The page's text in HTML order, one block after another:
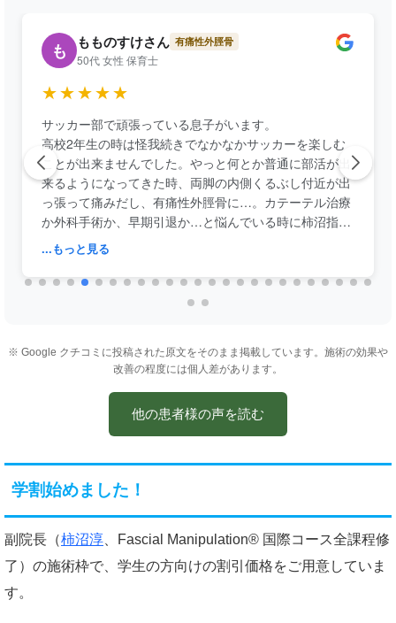
さん 有痛性外脛骨
っている息子がいます。
怪我続きでなかなかサッカーを楽しむ
でした。やっと何とか普通に部活が出
きた時、両脚の内側くるぶし付近が出
、有痛性外脛骨に…。カテーテル治療
期引退か…と悩んでいる時に柿沼指圧
マニピュレーションにたどり着きまし
が無くなり、さらにパフォーマンスも
り、怪我もし難くなるという嬉しいオ
りますが、痛み=伸びしろがある、と
お話ししやすいですっ。
お世話になり、可動域が広がっていま
楽しむ息子の姿が嬉しく有り難く思い
Rさん
前は右ヒジ、今回
ソみたいに、治療
した。感謝しかあ
※ Google クチコミに投稿された原文をそのまま掲載しています。施術の効果や
改善の程度には個人差があります。
他の患者様の声を読む
学割始めました！
副院長（柿沼淳 、Fascial Manipulation® 国際コース全課程修
了）の施術枠で、学生の方向けの割引価格をご用意していま
す。